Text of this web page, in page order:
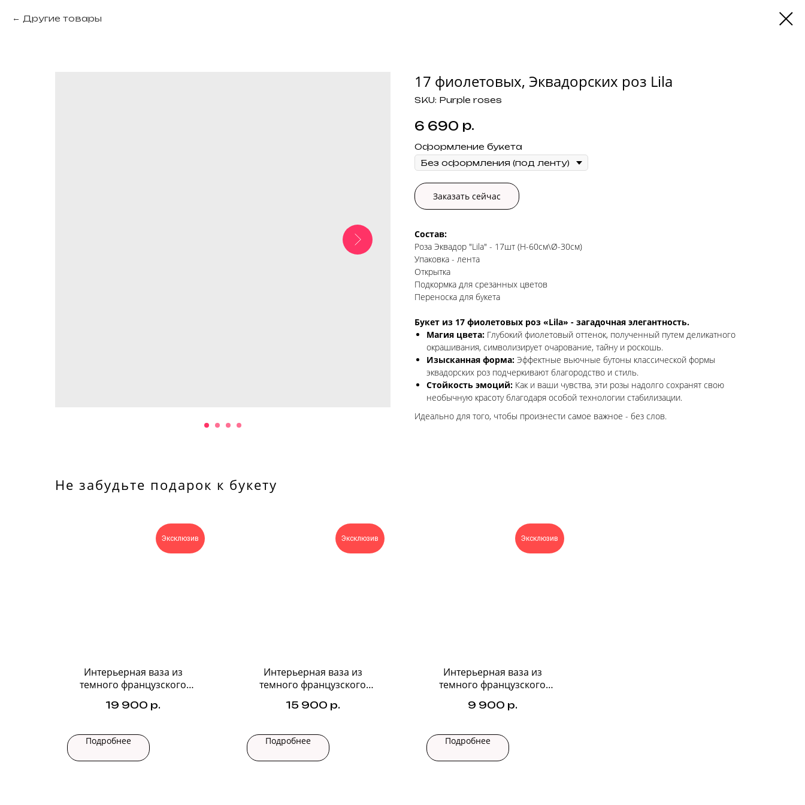
Другие товары
17 фиолетовых, Эквадорских роз Lila
SKU: Purple roses
6 690 р.
Оформление букета
Заказать сейчас
Состав:
Роза Эквадор "Lila" - 17шт (H-60см\Ø-30см)
Упаковка - лента
Открытка
Подкормка для срезанных цветов
Переноска для букета
Букет из 17 фиолетовых роз «Lila» - загадочная элегантность.
Магия цвета: Глубокий фиолетовый оттенок, полученный путем деликатного
окрашивания, символизирует очарование, тайну и роскошь.
Изысканная форма: Эффектные вьючные бутоны классической формы
эквадорских роз подчеркивают благородство и стиль.
Стойкость эмоций: Как и ваши чувства, эти розы надолго сохранят свою
необычную красоту благодаря особой технологии стабилизации.
Идеально для того, чтобы произнести самое важное - без слов.
Не забудьте подарок к букету
Эксклюзив
Интерьерная ваза из
темного французского
19 900 р.
Подробнее
Эксклюзив
Интерьерная ваза из
темного французского
15 900 р.
Подробнее
Эксклюзив
Интерьерная ваза из
темного французского
9 900 р.
Подробнее